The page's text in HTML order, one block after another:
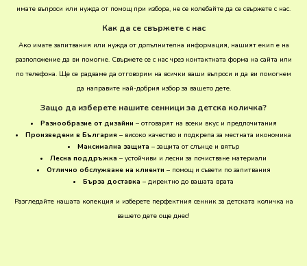
имате въпроси или нужда от помощ при избора, не се колебайте да се свържете с нас.
Как да се свържете с нас
Ако имате запитвания или нужда от допълнителна информация, нашият екип е на
разположение да ви помогне. Свържете се с нас чрез контактната форма на сайта или
по телефона. Ще се радваме да отговорим на всички ваши въпроси и да ви помогнем
да направите най-добрия избор за вашето дете.
Защо да изберете нашите сенници за детска количка?
Разнообразие от дизайни – отговарят на всеки вкус и предпочитания
Произведени в България – високо качество и подкрепа за местната икономика
Максимална защита – защита от слънце и вятър
Лесна поддръжка – устойчиви и лесни за почистване материали
Отлично обслужване на клиенти – помощ и съвети по запитвания
Бърза доставка – директно до вашата врата
Разгледайте нашата колекция и изберете перфектния сенник за детската количка на
вашето дете още днес!